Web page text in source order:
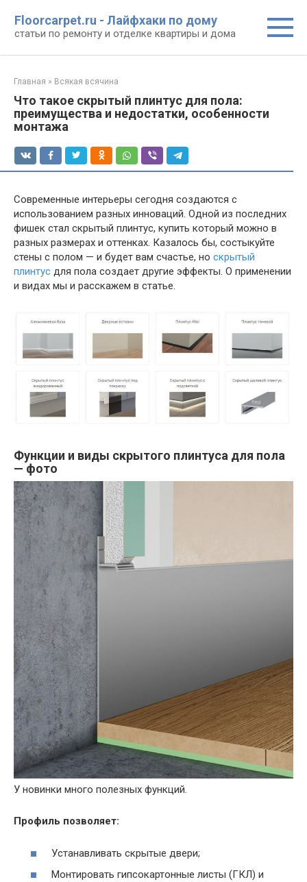
контенту
Floorcarpet.ru - Лайфхаки по дому
статьи по ремонту и отделке квартиры и дома
Главная » Всякая всячина
Что такое скрытый плинтус для пола:
преимущества и недостатки, особенности
монтажа
Современные интерьеры сегодня создаются с
использованием разных инноваций. Одной из последних
фишек стал скрытый плинтус, купить который можно в
разных размерах и оттенках. Казалось бы, состыкуйте
стены с полом — и будет вам счастье, но скрытый
плинтус для пола создает другие эффекты. О применении
и видах мы и расскажем в статье.
Функции и виды скрытого плинтуса для пола
— фото
У новинки много полезных функций.
Профиль позволяет:
Устанавливать скрытые двери;
Монтировать гипсокартонные листы (ГКЛ) и